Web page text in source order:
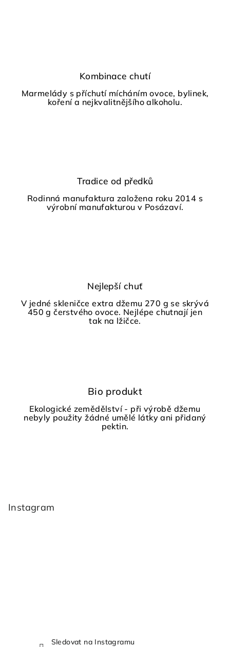
í
r
v
i
u
Kombinace chutí
Marmelády s příchutí mícháním ovoce, bylinek,
koření a nejkvalitnějšího alkoholu.
Tradice od předků
Rodinná manufaktura založena roku 2014 s
výrobní manufakturou v Posázaví.
Nejlepší chuť
V jedné skleničce extra džemu 270 g se skrývá
450 g čerstvého ovoce. Nejlépe chutnají jen
tak na lžičce.
Bio produkt
Ekologické zemědělství - při výrobě džemu
nebyly použity žádné umělé látky ani přidaný
pektin.
Instagram
Sledovat na Instagramu